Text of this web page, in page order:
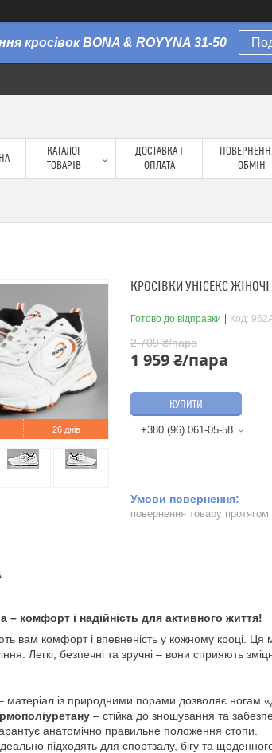
кросівок BONA & ROYYNA 31-50
КАТАЛОГ
ТОВАРІВ
ДОСТАВКА І
ОПЛАТА
ПОВЕРНЕННЯ
ОБМІН
26 днів
КРОСІВКИ УНІСЕКС ЖІНОЧІ
Готово до відправки Код:
2 709 ₴/пара
1 959 ₴/пара
КУПИТИ
+380 (96) 061-05-58
повернення товару протягом
– комфорт і надійність для активного життя!
вам комфорт і впевненість у кожному кроці. Ця
Легкі, безпечні та зручні – вони сприяють
матеріал із природними порами дозволяє ногам
– стійка до зношування та
анатомічно правильне положення стопи.
підходять для спортзалу, бігу та